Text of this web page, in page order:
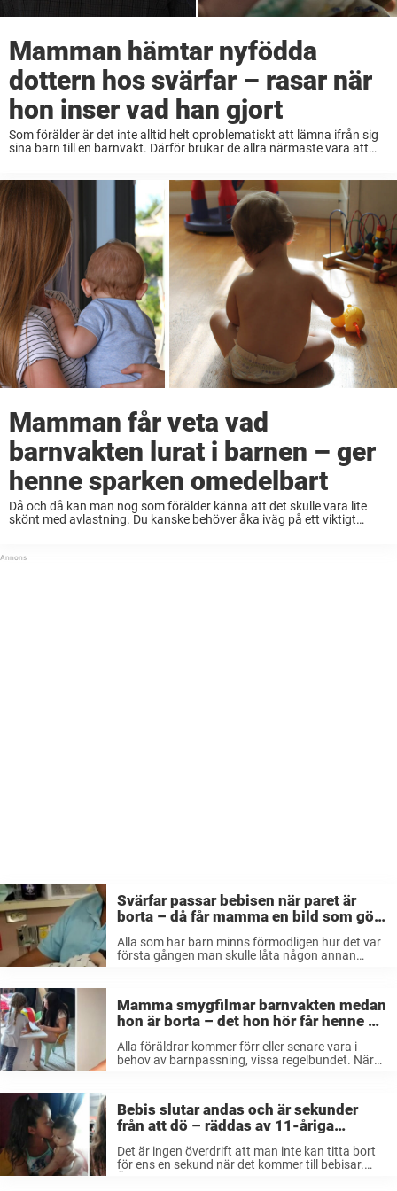
Mamman hämtar nyfödda
dottern hos svärfar – rasar när
hon inser vad han gjort
Som förälder är det inte alltid helt oproblematiskt att lämna ifrån sig
sina barn till en barnvakt. Därför brukar de allra närmaste vara att
Mamman får veta vad
barnvakten lurat i barnen – ger
henne sparken omedelbart
Då och då kan man nog som förälder känna att det skulle vara lite
skönt med avlastning. Du kanske behöver åka iväg på ett viktigt
Svärfar passar bebisen när paret är
borta – då får mamma en bild som gör
Alla som har barn minns förmodligen hur det var
första gången man skulle låta någon annan
Mamma smygfilmar barnvakten medan
hon är borta – det hon hör får henne att
Alla föräldrar kommer förr eller senare vara i
behov av barnpassning, vissa regelbundet. När
Bebis slutar andas och är sekunder
från att dö – räddas av 11-åriga
Det är ingen överdrift att man inte kan titta bort
för ens en sekund när det kommer till bebisar.